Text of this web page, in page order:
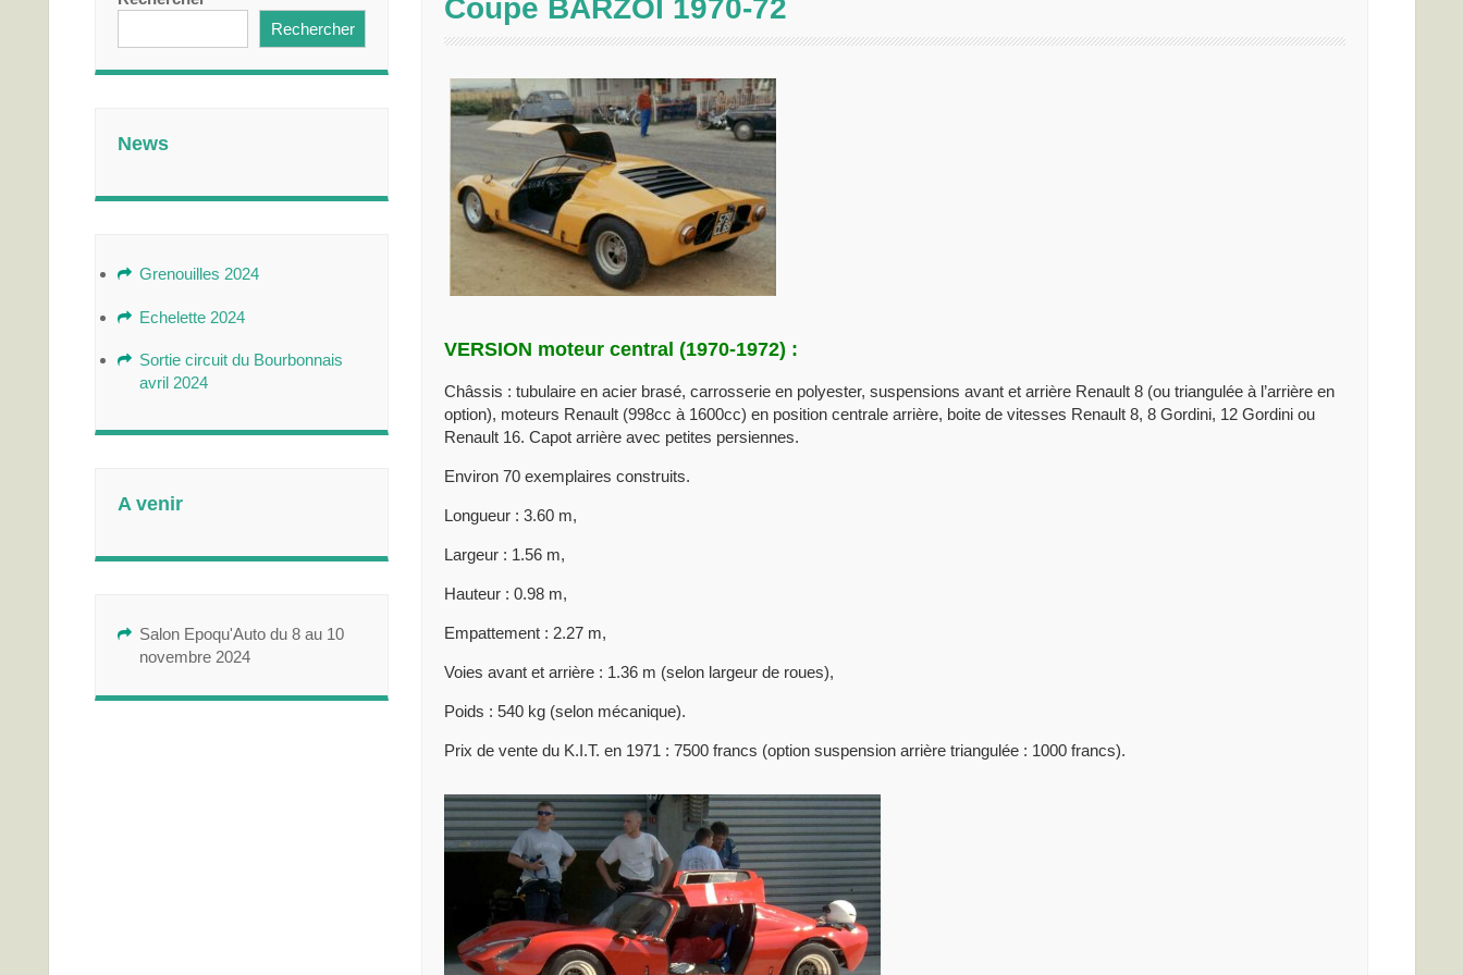
Coupé BARZOI 1970-72
VERSION moteur central (1970-1972) :
Châssis : tubulaire en acier brasé, carrosserie en polyester, suspensions avant et arrière Renault 8 (ou triangulée à l’arrière en
option), moteurs Renault (998cc à 1600cc) en position centrale arrière, boite de vitesses Renault 8, 8 Gordini, 12 Gordini ou
Renault 16. Capot arrière avec petites persiennes.
Environ 70 exemplaires construits.
Longueur : 3.60 m,
Largeur : 1.56 m,
Hauteur : 0.98 m,
Empattement : 2.27 m,
Voies avant et arrière : 1.36 m (selon largeur de roues),
Poids : 540 kg (selon mécanique).
Prix de vente du K.I.T. en 1971 : 7500 francs (option suspension arrière triangulée : 1000 francs).
Rechercher
News
Grenouilles 2024
Echelette 2024
Sortie circuit du Bourbonnais
avril 2024
A venir
Salon Epoqu'Auto du 8 au 10
novembre 2024